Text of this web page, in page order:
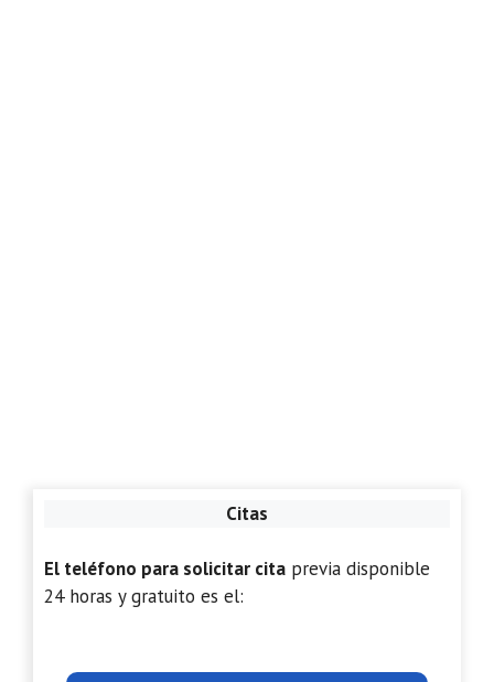
Citas
El teléfono para solicitar cita previa disponible
24 horas y gratuito es el: